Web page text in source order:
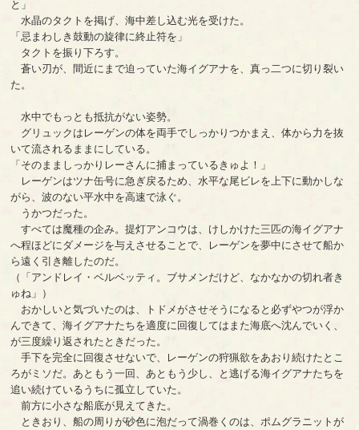
と」
水晶のタクトを掲げ、海中差し込む光を受けた。
「忌まわしき鼓動の旋律に終止符を」
タクトを振り下ろす。
蒼い刃が、間近にまで迫っていた海イグアナを、真っ二つに切り裂い
た。
水中でもっとも抵抗がない姿勢。
グリュックはレーゲンの体を両手でしっかりつかまえ、体から力を抜
いて流されるままにしている。
「そのまましっかりレーさんに捕まっているきゅよ！」
レーゲンはツナ缶号に急ぎ戻るため、水平な尾ビレを上下に動かしな
がら、波のない平水中を高速で泳ぐ。
うかつだった。
すべては魔種の企み。提灯アンコウは、けしかけた三匹の海イグアナ
へ程ほどにダメージを与えさせることで、レーゲンを夢中にさせて船か
ら遠く引き離したのだ。
（「アンドレイ・ベルベッティ。ブサメンだけど、なかなかの切れ者き
ゅね」）
おかしいと気づいたのは、トドメがさせそうになると必ずやつが浮か
んできて、海イグアナたちを適度に回復してはまた海底へ沈んでいく、
が三度繰り返されたときだった。
手下を完全に回復させないで、レーゲンの狩猟欲をあおり続けたとこ
ろがミソだ。あともう一回、あともう少し、と逃げる海イグアナたちを
追い続けているうちに孤立していた。
前方に小さな船底が見えてきた。
ときおり、船の周りが砂色に泡だって渦巻くのは、ポムグラニットが